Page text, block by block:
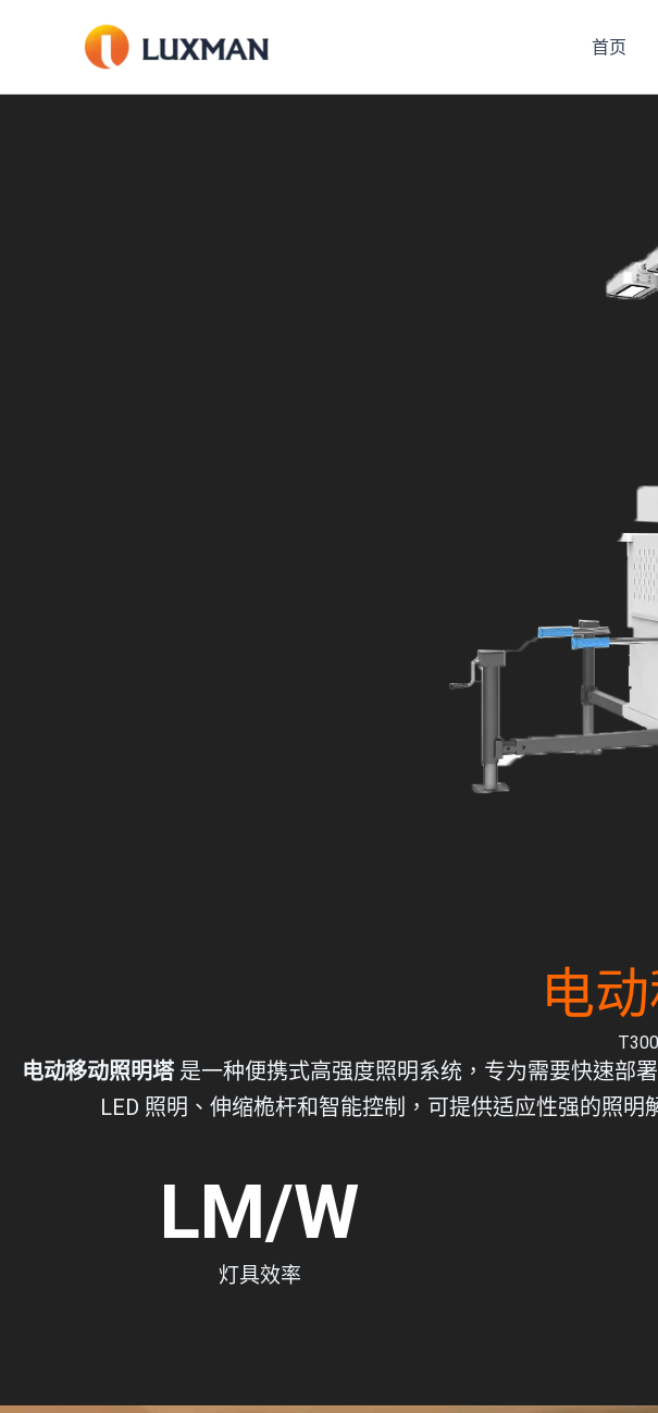
容
首页
电
电动移动照明塔是一种便携式高强度照明系统，专为需要快速部
LED 照明、伸缩桅杆和智能控制，可提供适应性强的照
灯具效率
LM/W